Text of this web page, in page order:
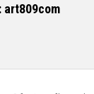
art809com